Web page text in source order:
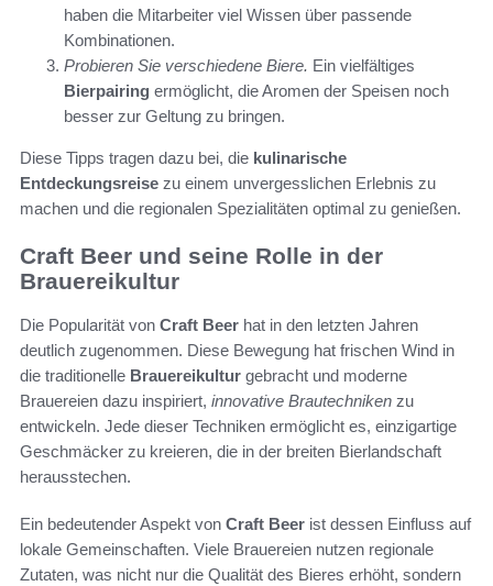
haben die Mitarbeiter viel Wissen über passende
Kombinationen.
Probieren Sie verschiedene Biere. Ein vielfältiges
Bierpairing ermöglicht, die Aromen der Speisen noch
besser zur Geltung zu bringen.
Diese Tipps tragen dazu bei, die kulinarische
Entdeckungsreise zu einem unvergesslichen Erlebnis zu
machen und die regionalen Spezialitäten optimal zu genießen.
Craft Beer und seine Rolle in der
Brauereikultur
Die Popularität von Craft Beer hat in den letzten Jahren
deutlich zugenommen. Diese Bewegung hat frischen Wind in
die traditionelle Brauereikultur gebracht und moderne
Brauereien dazu inspiriert, innovative Brautechniken zu
entwickeln. Jede dieser Techniken ermöglicht es, einzigartige
Geschmäcker zu kreieren, die in der breiten Bierlandschaft
herausstechen.
Ein bedeutender Aspekt von Craft Beer ist dessen Einfluss auf
lokale Gemeinschaften. Viele Brauereien nutzen regionale
Zutaten, was nicht nur die Qualität des Bieres erhöht, sondern